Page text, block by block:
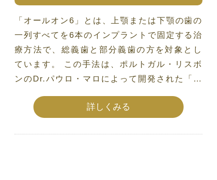
「オールオン6」とは、上顎または下顎の歯の
一列すべてを6本のインプラントで固定する治
療方法で、総義歯と部分義歯の方を対象とし
ています。 この手法は、ポルトガル・リスボ
ンのDr.パウロ・マロによって開発された「オ
入れ歯を使用して臼歯部の骨が薄くなって
詳しくみる